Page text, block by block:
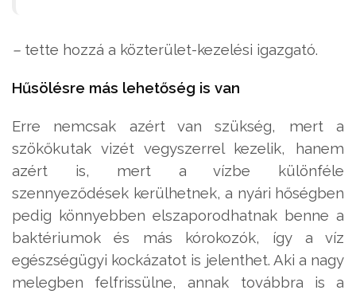
– tette hozzá a közterület-kezelési igazgató.
Hűsölésre más lehetőség is van
Erre nemcsak azért van szükség, mert a
szökőkutak vizét vegyszerrel kezelik, hanem
azért is, mert a vízbe különféle
szennyeződések kerülhetnek, a nyári hőségben
pedig könnyebben elszaporodhatnak benne a
baktériumok és más kórokozók, így a víz
egészségügyi kockázatot is jelenthet. Aki a nagy
melegben felfrissülne, annak továbbra is a